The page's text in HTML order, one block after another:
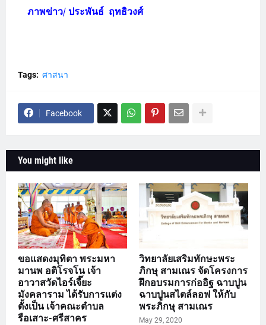
ภาพข่าว/ ประพันธ์ ฤทธิวงศ์
Tags: ศาสนา
Facebook
You might like
ขอแสดงมุทิตา พระมหา
มานพ อติโรจโน เจ้า
อาวาสวัดไอร์เจี๊ยะ
มังคลาราม ได้รับการแต่ง
ตั้งเป็น เจ้าคณะตำบล
รือเสาะ-ศรีสาคร
วิทยาลัยเสริมทักษะพระ
ภิกษุ สามเณร จัดโครงการ
ฝึกอบรมการก่ออิฐ ฉาบปูน
ฉาบปูนสไตล์ลอฟ ให้กับ
พระภิกษุ สามเณร
May 29, 2020